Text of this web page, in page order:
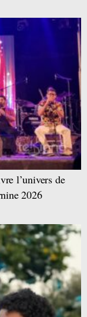
l’univers de
2026